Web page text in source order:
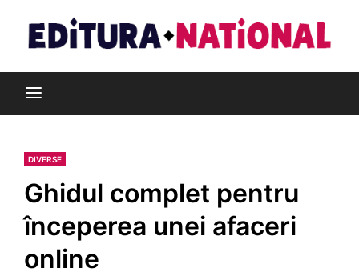
content
Editura Național
DIVERSE
Ghidul complet pentru
începerea unei afaceri
online